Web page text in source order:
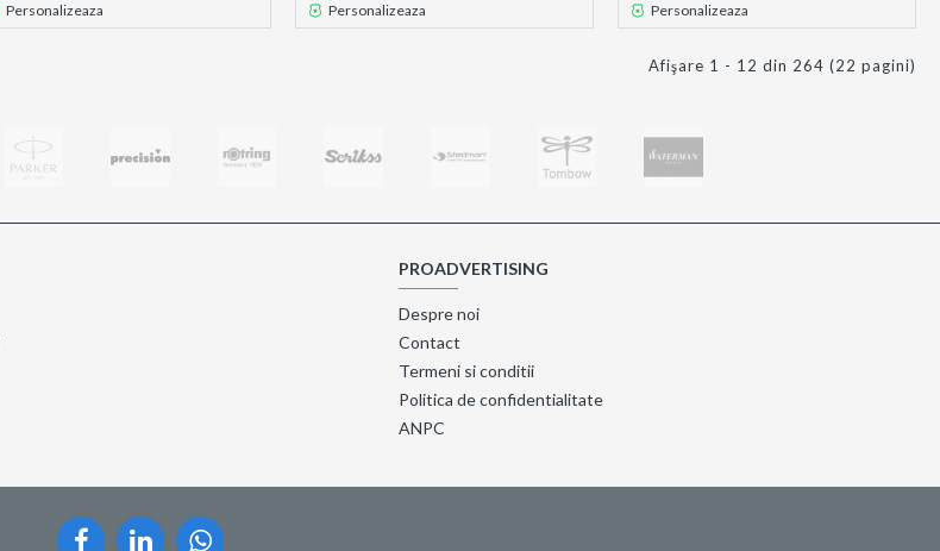
Personalizeaza Personalizeaza Personalizeaza
Afişare 1 - 12 din 264 (22 pagini)
PROADVERTISING
Despre noi
Contact
Termeni si conditii
Politica de confidentialitate
ANPC